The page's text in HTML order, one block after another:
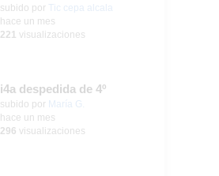
subido por Tic cepa alcala
hace un mes
221
visualizaciones
i4a despedida de 4º
Contenido educativo.
subido por María G.
hace un mes
296 visualizaciones